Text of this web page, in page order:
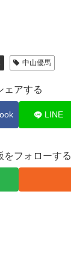
中山優馬
ェアする
LINE
をフォローする